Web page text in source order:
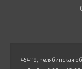
454119, Челябинская